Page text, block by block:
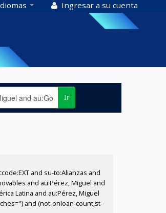
Ingresar a su cuenta
Ir
and su-to:Alianzas and
and au:Pérez, Miguel and
Latina and au:Pérez, Miguel
and (not-onloan-count,st-